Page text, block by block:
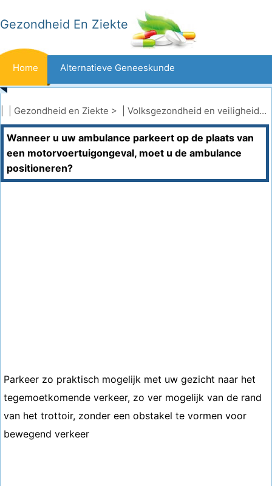
Gezondheid En Ziekte
Home Alternatieve Geneeskunde
Beten En Steken Kanker
Aandoeningen En Behandelingen Mond- En Tandzorg
Dieet En Voeding Gezinsgezondheid Zorgsector
Gezondheid en Ziekte > | Volksgezondheid en veiligheid|
Wanneer u uw ambulance parkeert op de plaats van
een motorvoertuigongeval, moet u de ambulance
positioneren?
Parkeer zo praktisch mogelijk met uw gezicht naar het
tegemoetkomende verkeer, zo ver mogelijk van de rand
van het trottoir, zonder een obstakel te vormen voor
bewegend verkeer